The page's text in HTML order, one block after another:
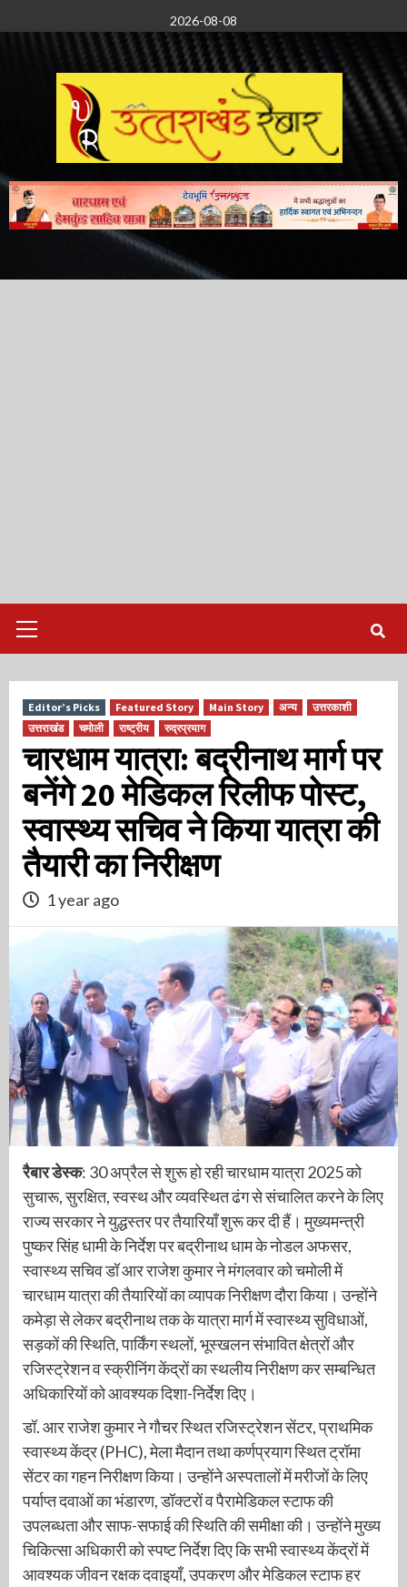
to
2026-08-08
Menu
Editor’s Picks Featured Story Main Story अन्य
उत्तरकाशी
उत्तराखंड
चमोली राष्ट्रीय रुद्रप्रयाग
चारधाम यात्रा: बद्रीनाथ मार्ग पर
बनेंगे 20 मेडिकल रिलीफ पोस्ट,
स्वास्थ्य सचिव ने किया यात्रा की
तैयारी का निरीक्षण
1 year ago
रैबार डेस्क: 30 अप्रैल से शुरू हो रही चारधाम यात्रा 2025 को
सुचारू, सुरक्षित, स्वस्थ और व्यवस्थित ढंग से संचालित करने के लिए
राज्य सरकार ने युद्धस्तर पर तैयारियाँ शुरू कर दी हैं। मुख्यमन्त्री
पुष्कर सिंह धामी के निर्देश पर बद्रीनाथ धाम के नोडल अफसर,
स्वास्थ्य सचिव डॉ आर राजेश कुमार ने मंगलवार को चमोली में
चारधाम यात्रा की तैयारियों का व्यापक निरीक्षण दौरा किया। उन्होंने
कमेड़ा से लेकर बद्रीनाथ तक के यात्रा मार्ग में स्वास्थ्य सुविधाओं,
सड़कों की स्थिति, पार्किंग स्थलों, भूस्खलन संभावित क्षेत्रों और
रजिस्ट्रेशन व स्क्रीनिंग केंद्रों का स्थलीय निरीक्षण कर सम्बन्धित
अधिकारियों को आवश्यक दिशा-निर्देश दिए।
डॉ. आर राजेश कुमार ने गौचर स्थित रजिस्ट्रेशन सेंटर, प्राथमिक
स्वास्थ्य केंद्र (PHC), मेला मैदान तथा कर्णप्रयाग स्थित ट्रॉमा
सेंटर का गहन निरीक्षण किया। उन्होंने अस्पतालों में मरीजों के लिए
पर्याप्त दवाओं का भंडारण, डॉक्टरों व पैरामेडिकल स्टाफ की
उपलब्धता और साफ-सफाई की स्थिति की समीक्षा की। उन्होंने मुख्य
चिकित्सा अधिकारी को स्पष्ट निर्देश दिए कि सभी स्वास्थ्य केंद्रों में
आवश्यक जीवन रक्षक दवाइयाँ, उपकरण और मेडिकल स्टाफ हर